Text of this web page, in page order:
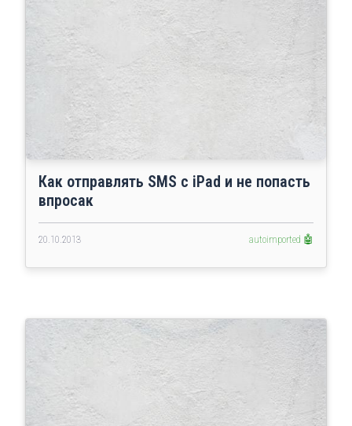
Как отправлять SMS с iPad и не попасть
впросак
20.10.2013 autoimported 🤖